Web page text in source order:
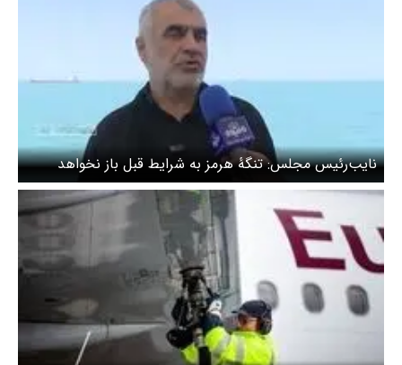
نایب‌رئیس مجلس: تنگۀ هرمز به شرایط قبل باز نخواهد
گشت